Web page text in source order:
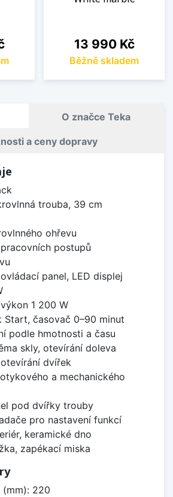
Cena
13 990 Kč
Běžně skladem
O značce Teka
a ceny dopravy
trouba, 39 cm
ohřevu
postupů
panel, LED displej
1 200 W
Start, časovač 0–90 minut
podle hmotnosti a času
skly, otevírání doleva
dvířek
a mechanického
pod dvířky trouby
pro nastavení funkcí
keramické dno
zapékací miska
220